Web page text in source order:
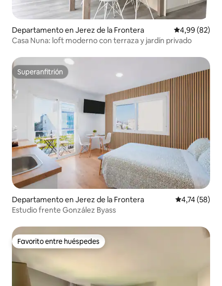
Departamento en Jerez de la Frontera Calificación
4,99 (82)
Casa Nuna: loft moderno con terraza y jardín privado
Superanfitrión
Superanfitrión
Departamento en Jerez de la Frontera Calificación
4,74 (58)
Estudio frente González Byass
Favorito entre huéspedes
Favorito entre huéspedes